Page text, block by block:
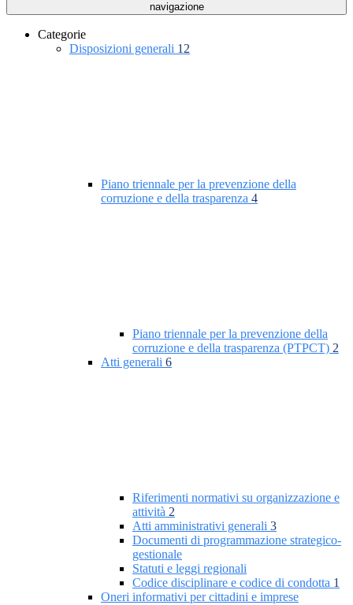
navigazione
Categorie
Disposizioni generali 12
Piano triennale per la prevenzione della
corruzione e della trasparenza 4
Piano triennale per la prevenzione della
corruzione e della trasparenza (PTPCT) 2
Atti generali 6
Riferimenti normativi su organizzazione e
attività 2
Atti amministrativi generali 3
Documenti di programmazione strategico-
gestionale
Statuti e leggi regionali
Codice disciplinare e codice di condotta 1
Oneri informativi per cittadini e imprese